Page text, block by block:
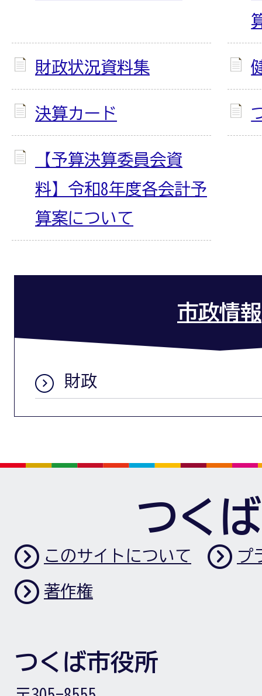
財政状況資料集
決算カード
【予算決算委員会資
料】令和8年度各会計予
算案について
市政情報
財政
つく
このサイトについて プ
著作権
つくば市役所